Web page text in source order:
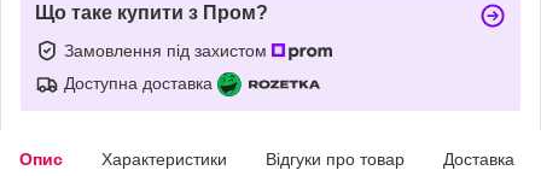
Що таке купити з Пром?
Замовлення під захистом
Доступна доставка
Опис Характеристики Відгуки про товар Доставка